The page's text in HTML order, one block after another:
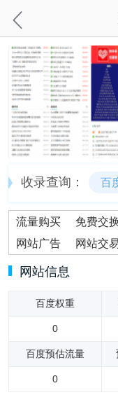
收录查询： 百
流量购买 免费交
网站广告
网站交
网站信息
百度权重
0
百度预估流量
0